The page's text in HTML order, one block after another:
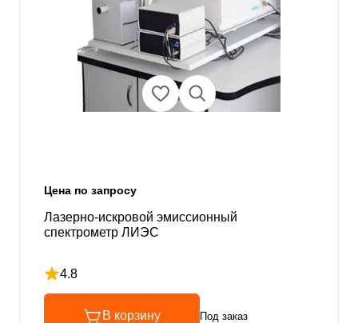
Цена по запросу
Лазерно-искровой эмиссионный
спектрометр ЛИЭС
4.8
Рейтинг 4.8 из 5
В корзину Под заказ